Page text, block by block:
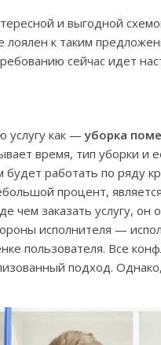
и выгодной
лоялен к таким
сейчас идет
услугу как —уборка
время, тип уборки и
будет работать по ряду
процент,
чем заказать услугу, он
исполнителя —
пользователя. Все
подход.